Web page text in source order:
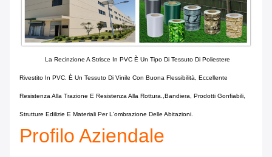
La Recinzione A Strisce In PVC È Un Tipo Di Tessuto Di Poliestere
Rivestito In PVC. È Un Tessuto Di Vinile Con Buona Flessibilità, Eccellente
Resistenza Alla Trazione E Resistenza Alla Rottura.,bandiera, Prodotti Gonfiabili,
Strutture Edilizie E Materiali Per L'ombrazione Delle Abitazioni.
Profilo Aziendale